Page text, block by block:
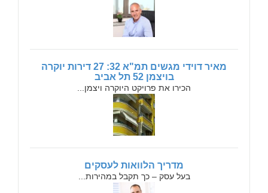
מאיר דוידי מגשים תמ"א 32: 27 דירות יוקרה
בויצמן 52 תל אביב
הכירו את פרויקט היוקרה ויצמן...
מדריך הלוואות לעסקים
בעל עסק – כך תקבל במהירות...